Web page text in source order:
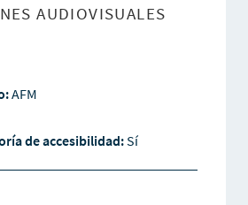
AUDIOVISUALES
AFM
de accesibilidad:Sí